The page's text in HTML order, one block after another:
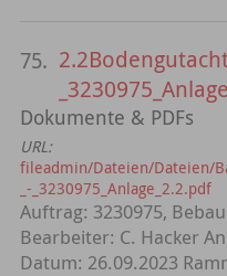
75.
Dokumente & PDFs
URL:
fileadmin/Dateien/Dateien/
_-_3230975_Anlage_2.2.pdf
Auftrag: 3230975,
Bearbeiter: C. Hacker
Datum: 26.09.2023